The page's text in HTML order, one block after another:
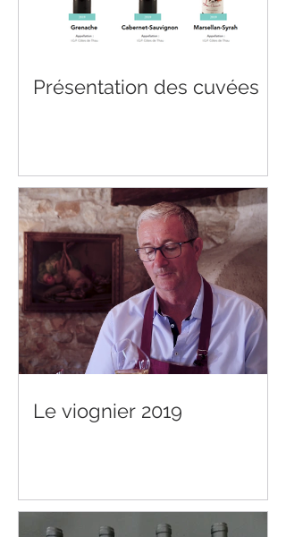
Présentation des cuvées
Le viognier 2019